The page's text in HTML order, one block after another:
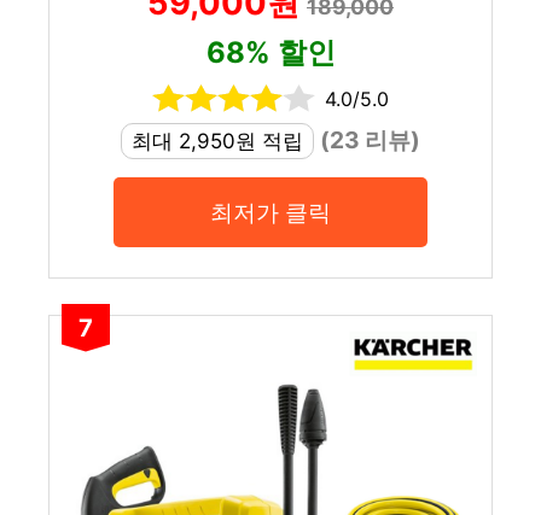
189,000
68% 할인
4.0/5.0
최대 2,950원 적립
(23 리뷰)
최저가 클릭
7